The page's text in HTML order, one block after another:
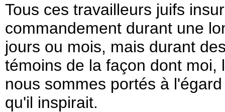
Tous ces travailleurs juifs
commandement durant une
jours ou mois, mais durant
témoins de la façon dont
nous sommes portés à
qu'il inspirait.